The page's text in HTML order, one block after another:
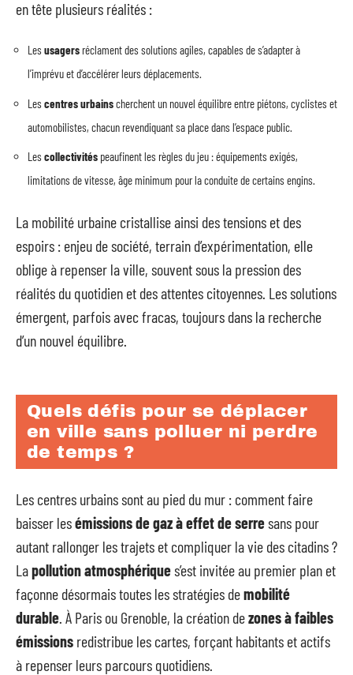
en tête plusieurs réalités :
Les usagers réclament des solutions agiles, capables de s’adapter à
l’imprévu et d’accélérer leurs déplacements.
Les centres urbainscherchent un nouvel équilibre entre piétons, cyclistes et
automobilistes, chacun revendiquant sa place dans l’espace public.
Les collectivités peaufinent les règles du jeu : équipements exigés,
limitations de vitesse, âge minimum pour la conduite de certains engins.
La mobilité urbaine cristallise ainsi des tensions et des
espoirs : enjeu de société, terrain d’expérimentation, elle
oblige à repenser la ville, souvent sous la pression des
réalités du quotidien et des attentes citoyennes. Les solutions
émergent, parfois avec fracas, toujours dans la recherche
d’un nouvel équilibre.
Quels défis pour se déplacer
en ville sans polluer ni perdre
de temps ?
Les centres urbains sont au pied du mur : comment faire
baisser lesémissions de gaz à effet de serresans pour
autant rallonger les trajets et compliquer la vie des citadins ?
Lapollution atmosphériques’est invitée au premier plan et
façonne désormais toutes les stratégies demobilité
durable . À Paris ou Grenoble, la création dezones à faibles
émissions redistribue les cartes, forçant habitants et actifs
à repenser leurs parcours quotidiens.